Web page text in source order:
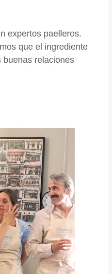
expertos paelleros.
que el ingrediente
buenas relaciones